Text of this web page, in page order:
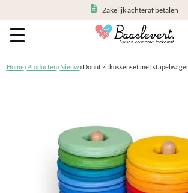
Zakelijk achteraf betalen
Home»Producten»Nieuw.»Donut zitkussenset met